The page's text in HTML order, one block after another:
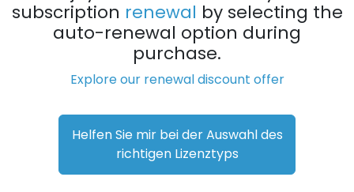
subscription renewal by selecting the
auto-renewal option during
purchase.
Explore our renewal discount offer
Helfen Sie mir bei der Auswahl des
richtigen Lizenztyps